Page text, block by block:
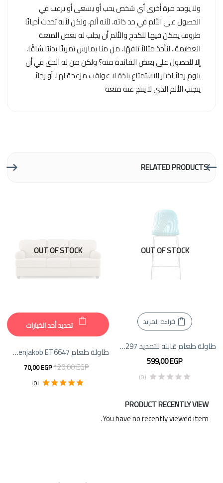
ولا يوجد مرة أخرى أي شخص يحب أو يسعى أو يرغب في
الحصول على الألم في حد ذاته، لأنه ألم، ولكن لأنه تحدث أحيانًا
ظروف يمكن فيها للكدح والألم أن يجلب له بعض المتعة
العظيمة.. لنأخذ مثالاً تافهًا، من منا يمارس تمرينًا بدنيًا شاقًا،
إلا للحصول على بعض الفائدة منه؟ ولكن من له الحق في أن
يلوم رجلاً اختار الاستمتاع بلذة لا عواقب مزعجة لها، أو رجلاً
يتجنب الألم الذي لا ينتج عنه متعة
RELATED PRODUCTS
OUT OF STOCK
تحديد أحد الخيارات
طاولة طعام Venjakob ET6647 مع انزلاق أمامي سهل
120,00EGP
70,00EGP
(
0
)
OUT OF STOCK
قراءة المزيد
طاولة طعام قابلة للتمديد Venjakob ET2297
599,00EGP
(0)
PRODUCT RECENTLY VIEW
You have no recently viewed item.